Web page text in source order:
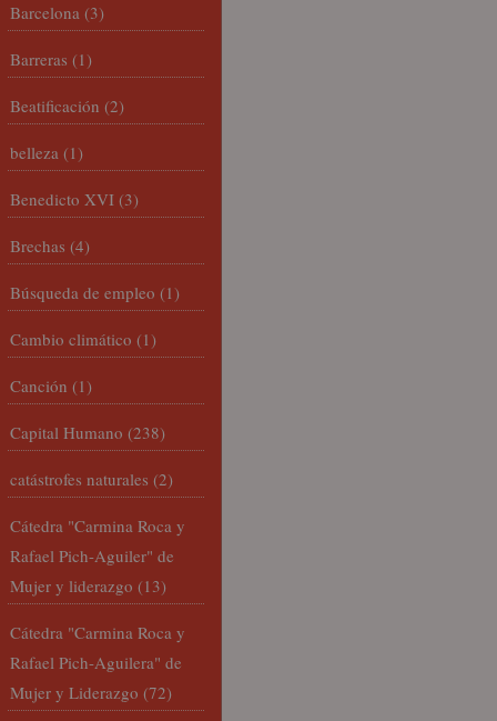
Barcelona (3)
Barreras (1)
Beatificación (2)
belleza (1)
Benedicto XVI (3)
Brechas (4)
Búsqueda de empleo (1)
Cambio climático (1)
Canción (1)
Capital Humano (238)
catástrofes naturales (2)
Cátedra "Carmina Roca y
Rafael Pich-Aguiler" de
Mujer y liderazgo (13)
Cátedra "Carmina Roca y
Rafael Pich-Aguilera" de
Mujer y Liderazgo (72)